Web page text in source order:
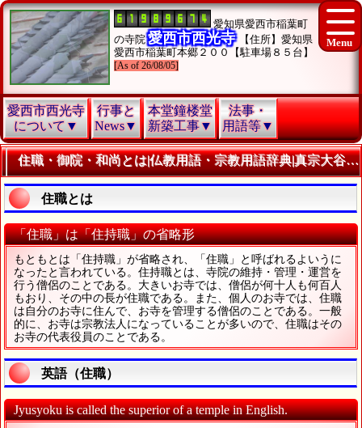
愛知県愛西市稲葉町
の寺院 愛西市西光寺
【住所】愛知県
愛西市稲葉町本郷２００【駐車場８５台】
[As of 26/08/05]
愛西市西光寺
について▼
行事と
News▼
本堂鐘楼堂
新築工事▼
法事・
用語等▼
住職・御院・和尚とは|仏教用語・宗教用語辞典|真宗大谷派・東本願寺・浄土真宗浄土真宗愛西市西光寺
住職とは
「住職」は「住持職」の省略形
もともとは「住持職」が省略され、「住職」と呼ばれるよいうに
なったと言われている。住持職とは、寺院の維持・管理・運営を
行う僧侶のことである。大きいお寺では、僧侶が何十人も何百人
もおり、その中の長が住職である。また、個人のお寺では、住職
は自分のお寺に住んで、お寺を管理する僧侶のことである。一般
的に、お寺は宗教法人になっていることが多いので、住職はその
お寺の代表役員のことである。
英語（住職）
Jyusyoku is called the superior of a temple in English.